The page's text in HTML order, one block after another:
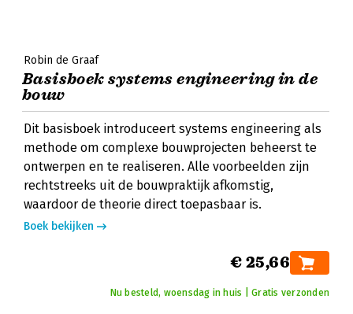
Robin de Graaf
Basisboek systems engineering in de
bouw
Dit basisboek introduceert systems engineering als
methode om complexe bouwprojecten beheerst te
ontwerpen en te realiseren. Alle voorbeelden zijn
rechtstreeks uit de bouwpraktijk afkomstig,
waardoor de theorie direct toepasbaar is.
Boek bekijken
€ 25,66
Nu besteld, woensdag in huis | Gratis verzonden